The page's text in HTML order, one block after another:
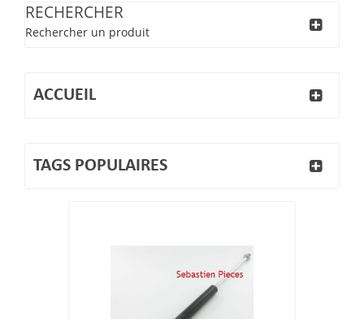
RECHERCHER
Rechercher un produit
ACCUEIL
TAGS POPULAIRES